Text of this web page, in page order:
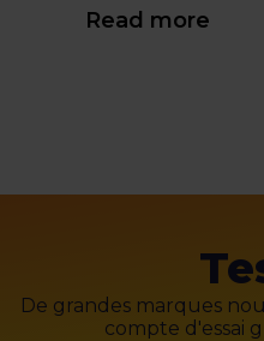
Read more
De grandes marques
compte d'essai